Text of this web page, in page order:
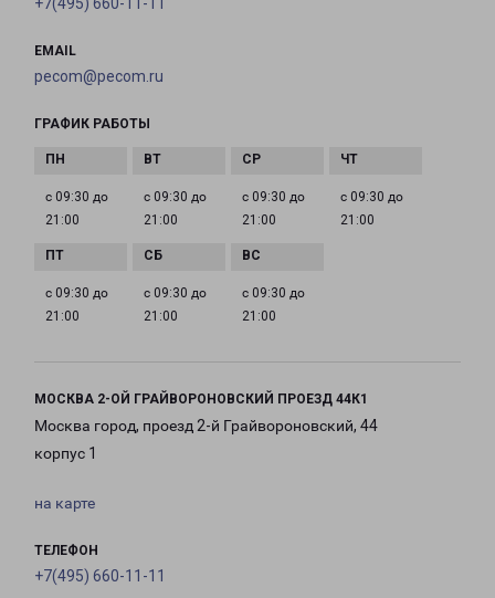
+7(495) 660-11-11
EMAIL
pecom@pecom.ru
ГРАФИК РАБОТЫ
с 09:30 до
21:00
с 09:30 до
21:00
с 09:30 до
21:00
с 09:30 до
21:00
с 09:30 до
21:00
с 09:30 до
21:00
с 09:30 до
21:00
МОСКВА 2-ОЙ ГРАЙВОРОНОВСКИЙ ПРОЕЗД 44К1
Москва город, проезд 2-й Грайвороновский, 44
корпус 1
на карте
ТЕЛЕФОН
+7(495) 660-11-11